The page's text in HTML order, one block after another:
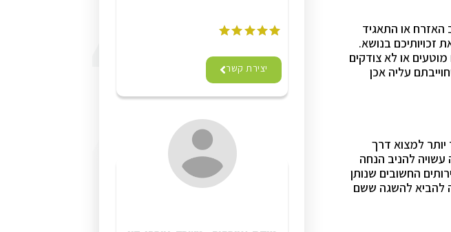
האזרח או התאגיד
זכויותיכם בנושא.
או לא צודקים
עליה אכן
למצוא דרך
להניב הנחה
החשובים שנותן
להביא להשגה ששם
יצירת קשר